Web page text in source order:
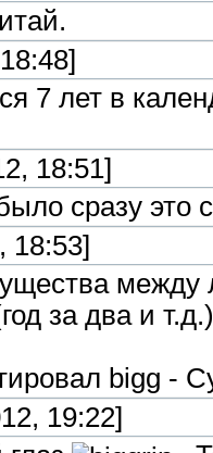
7 лет в
18:51]
сразу это
18:53]
за два и т.д.)
bigg -
19:22]